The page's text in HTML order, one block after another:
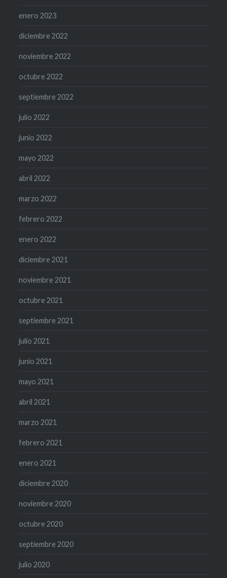
enero 2023
diciembre 2022
noviembre 2022
octubre 2022
septiembre 2022
julio 2022
junio 2022
mayo 2022
abril 2022
marzo 2022
febrero 2022
enero 2022
diciembre 2021
noviembre 2021
octubre 2021
septiembre 2021
julio 2021
junio 2021
mayo 2021
abril 2021
marzo 2021
febrero 2021
enero 2021
diciembre 2020
noviembre 2020
octubre 2020
septiembre 2020
julio 2020